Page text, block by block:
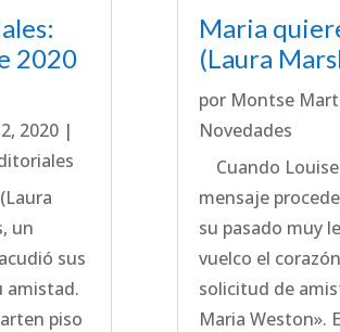
2020
2020 |
un
sus
amistad.
piso
Maria
(Laura
por Montse
Novedades
Cuando
mensaje
su pasado muy
vuelco el
solicitud de
Maria Weston».